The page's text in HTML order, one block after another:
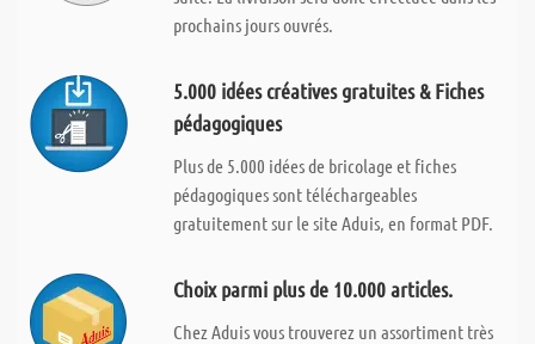
prochains jours ouvrés.
5.000 idées créatives gratuites & Fiches
pédagogiques
Plus de 5.000 idées de bricolage et fiches
pédagogiques sont téléchargeables
gratuitement sur le site Aduis, en format PDF.
Choix parmi plus de 10.000 articles.
Chez Aduis vous trouverez un assortiment très